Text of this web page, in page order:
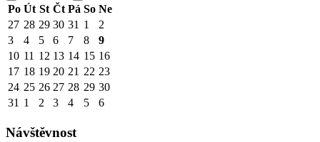
Po Út St Čt Pá So Ne
27 28 29 30 31 1
2
3
4 5 6 7 8
9
10 11 12 13 14 15 16
17 18 19 20 21 22 23
24 25 26 27 28 29 30
31 1 2 3 4 5 6
Návštěvnost